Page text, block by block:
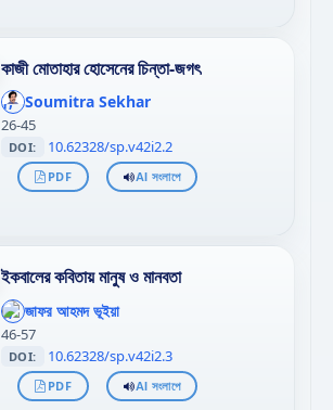
কাজী মোতাহার হোসেনের চিন্তা-জগৎ
';
};"
>
Soumitra Sekhar
26-45
DOI: 10.62328/sp.v42i2.2
PDF AI সংলাপে
ইকবালের কবিতায় মানুষ ও মানবতা
';
};"
>
জাফর আহমদ ভূইয়া
46-57
DOI: 10.62328/sp.v42i2.3
PDF AI সংলাপে